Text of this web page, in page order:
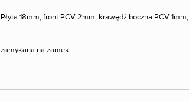
Płyta 18mm, front PCV 2mm, krawędź boczna PCV 1mm;
zamykana na zamek